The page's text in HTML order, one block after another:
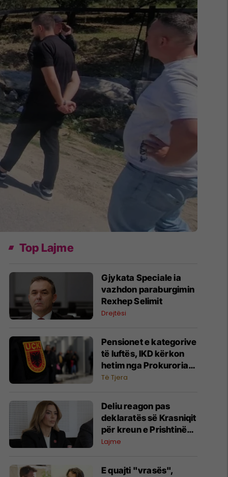
Top Lajme
Gjykata Speciale ia
vazhdon paraburgimin
Rexhep Selimit
Drejtësi
Pensionet e kategorive
të luftës, IKD kërkon
hetim nga Prokuroria
për moszbatimin e
Të Tjera
Deliu reagon pas
deklaratës së Krasniqit
për kreun e Prishtinës,
e lidh me rastin "Lule
Lajme
E quajti "vrasës",